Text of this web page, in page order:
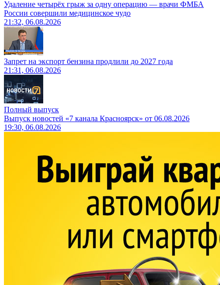
Удаление четырёх грыж за одну операцию — врачи ФМБА
России совершили медицинское чудо
21:32, 06.08.2026
Запрет на экспорт бензина продлили до 2027 года
21:31, 06.08.2026
Полный выпуск
Выпуск новостей «7 канала Красноярск» от 06.08.2026
19:30, 06.08.2026